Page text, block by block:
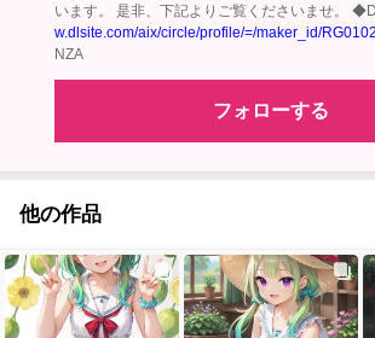
います。 是非、下記よりご覧くださいませ。
w.dlsite.com/aix/circle/profile/=/maker_id/
NZA
フォローする
他の作品